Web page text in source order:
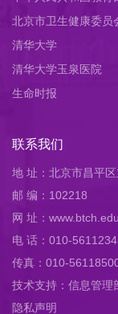
北京市卫生健康委员
清华大学
清华大学玉泉医院
生命时报
联系我们
地 址：北京市昌平
邮 编：102218
网 址：
电 话：010-
传真：010-
技术支持：信息管理
隐私声明